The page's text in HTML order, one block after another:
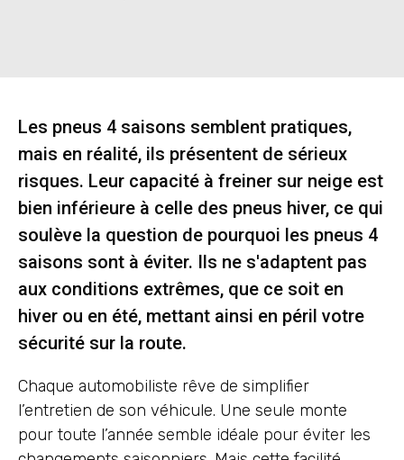
Les pneus 4 saisons semblent pratiques,
mais en réalité, ils présentent de sérieux
risques. Leur capacité à freiner sur neige est
bien inférieure à celle des pneus hiver, ce qui
soulève la question de pourquoi les pneus 4
saisons sont à éviter. Ils ne s'adaptent pas
aux conditions extrêmes, que ce soit en
hiver ou en été, mettant ainsi en péril votre
sécurité sur la route.
Chaque automobiliste rêve de simplifier
l’entretien de son véhicule. Une seule monte
pour toute l’année semble idéale pour éviter les